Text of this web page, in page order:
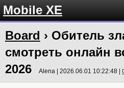
Mobile XE
Board › Обитель
смотреть онлайн
2026
Alena | 2026.06.01 10:22:48 |